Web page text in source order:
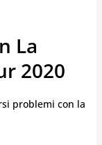
La
2020
problemi con la